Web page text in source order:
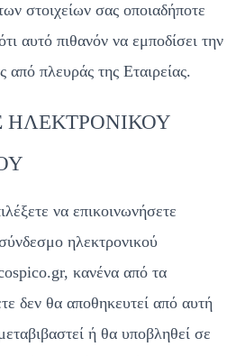
στοιχείων σας οποιαδήποτε
αυτό πιθανόν να εμποδίσει την
από πλευράς της Εταιρείας.
ΗΛΕΚΤΡΟΝΙΚΟΥ
να επικοινωνήσετε
ηλεκτρονικού
κανένα από τα
δεν θα αποθηκευτεί από αυτή
ή θα υποβληθεί σε